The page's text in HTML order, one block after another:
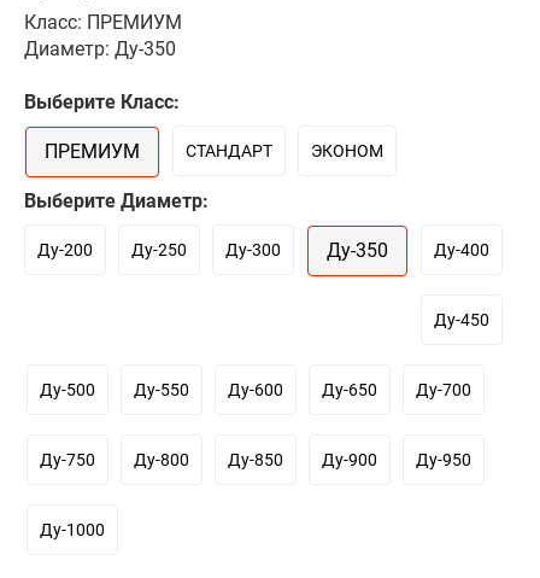
Класс: ПРЕМИУМ
Диаметр: Ду-350
Выберите Класс:
ПРЕМИУМ СТАНДАРТ ЭКОНОМ
Выберите Диаметр:
Ду-200 Ду-250 Ду-300 Ду-350 Ду-400
Ду-450
Ду-500 Ду-550 Ду-600 Ду-650 Ду-700
Ду-750 Ду-800 Ду-850 Ду-900 Ду-950
Ду-1000